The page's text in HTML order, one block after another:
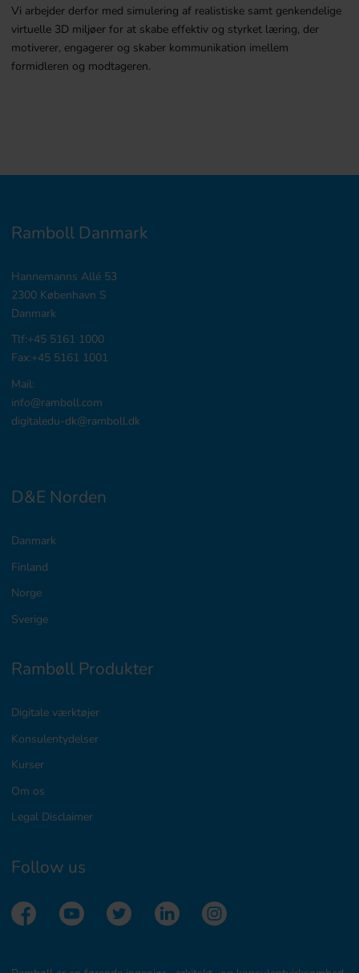
Vi arbejder derfor med simulering af realistiske samt genkendelige
virtuelle 3D miljøer for at skabe effektiv og styrket læring, der
motiverer, engagerer og skaber kommunikation imellem
formidleren og modtageren.
Ramboll Danmark
Hannemanns Allé 53
2300 København S
Danmark
Tlf:+45 5161 1000
Fax:+45 5161 1001
Mail:
info@ramboll.com
digitaledu-dk@ramboll.dk
D&E Norden
Danmark
Finland
Norge
Sverige
Rambøll Produkter
Digitale værktøjer
Konsulentydelser
Kurser
Om os
Legal Disclaimer
Follow us